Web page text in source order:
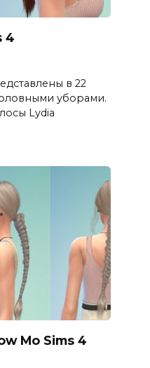
4
в 22
уборами.
Lydia
Mo Sims 4